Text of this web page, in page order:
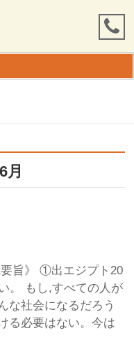
月
旨》 ①出エジプト20
。 もし,すべての人が
な社会になるだろう
る必要はない。今は